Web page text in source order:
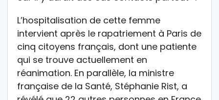
L’hospitalisation de cette femme
intervient après le rapatriement à Paris de
cinq citoyens français, dont une patiente
qui se trouve actuellement en
réanimation. En parallèle, la ministre
française de la Santé, Stéphanie Rist, a